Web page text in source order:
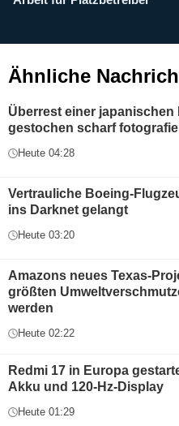
Ähnliche
Überrest einer japanischen
gestochen scharf
Heute 04:28
Vertrauliche Boeing-
ins Darknet gelangt
Heute 03:20
Amazons neues Texas-
größten
werden
Heute 02:22
Redmi 17 in Europa
Akku und 120-Hz-Display
Heute 01:29